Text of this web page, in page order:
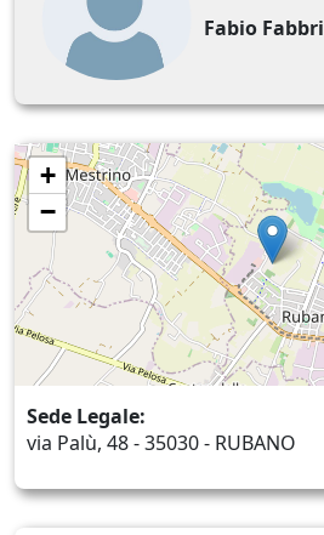
Fabio Fabbri
+
−
Sede Legale:
via Palù, 48 - 35030 - RUBANO